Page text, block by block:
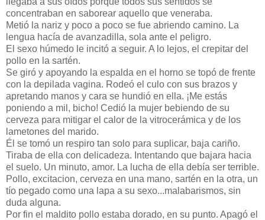
concentraban en saborear aquello que veneraba.
Metió la nariz y poco a poco se fue abriendo camino. La
lengua hacía de avanzadilla, sola ante el peligro.
El sexo húmedo le incitó a seguir. A lo lejos, el crepitar del
pollo en la sartén.
Se giró y apoyando la espalda en el horno se topó de frente
con la depilada vagina. Rodeó el culo con sus brazos y
apretando manos y cara se hundió en ella. ¡Me estás
poniendo a mil, bicho! Cedió la mujer bebiendo de su
cerveza para mitigar el calor de la vitrocerámica y de los
lametones del marido.
Él se tomó un respiro tan solo para suplicar, baja cariño.
Tiraba de ella con delicadeza. Intentando que bajara hacia
el suelo. Un minuto, amor. La lucha de ella debía ser terrible.
Pollo, excitacion, cerveza en una mano, sartén en la otra, un
tío pegado como una lapa a su sexo...malabarismos, sin
duda alguna.
Por fin el maldito pollo estaba dorado, en su punto. Apagó el